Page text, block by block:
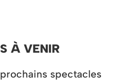
À VENIR
spectacles